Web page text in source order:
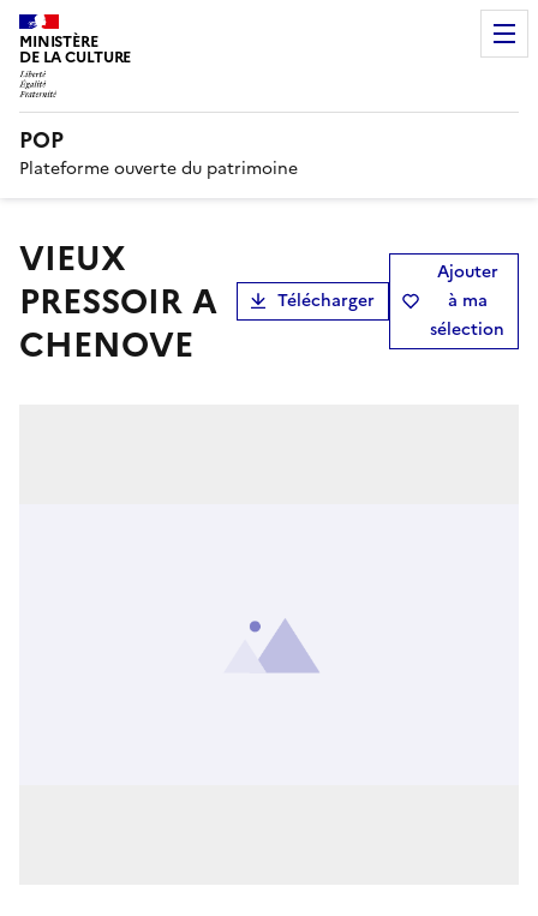
MINISTÈRE
DE LA CULTURE
POP
Plateforme ouverte du patrimoine
VIEUX
PRESSOIR A
CHENOVE
Télécharger
Ajouter
à ma
sélection